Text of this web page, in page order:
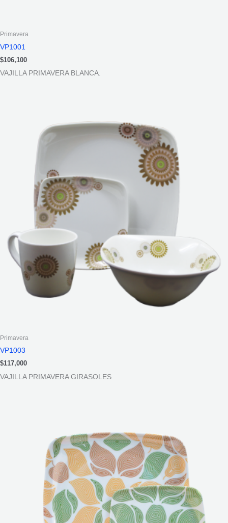
Primavera
VP1001
$106,100
VAJILLA PRIMAVERA BLANCA.
Primavera
VP1003
$117,000
VAJILLA PRIMAVERA GIRASOLES